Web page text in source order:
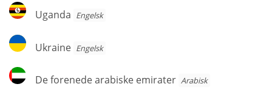
Uganda
Uganda Engelsk
Ukraine
Ukraine Engelsk
De
forenede
De forenede arabiske emirater Arabisk